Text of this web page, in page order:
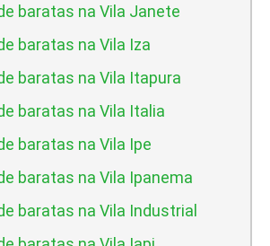
baratas na Vila Janete
baratas na Vila Iza
baratas na Vila Itapura
baratas na Vila Italia
baratas na Vila Ipe
baratas na Vila Ipanema
baratas na Vila Industrial